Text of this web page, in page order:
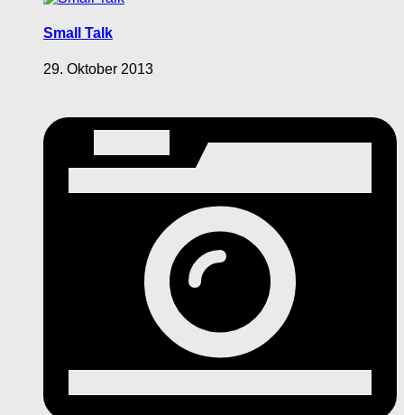
Small Talk
29. Oktober 2013